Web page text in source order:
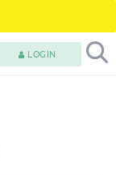
LOGIN